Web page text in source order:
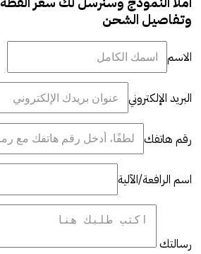
وتفاصيل الشحن
الاسم
البريد الإلكتروني
رقم هاتفك
اسم الرافعة/الآلية
رسالتك